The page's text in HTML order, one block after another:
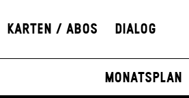
Karten / Abos Dialog
Monatsplan